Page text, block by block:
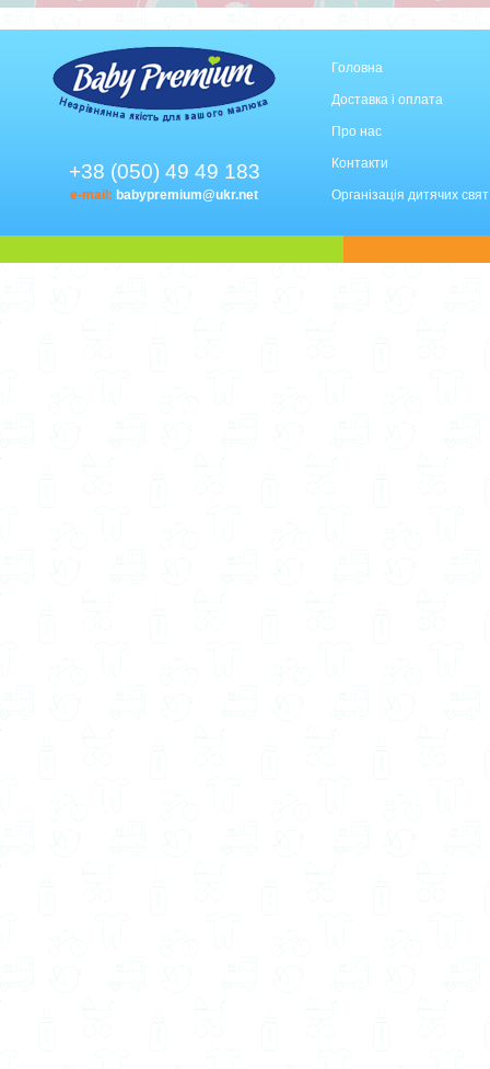
+38 (050) 49 49 183
e-mail: babypremium@ukr.net
Головна
Доставка і оплата
Про нас
Контакти
Організація дитячих свят